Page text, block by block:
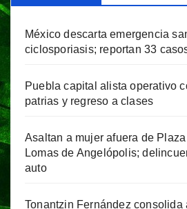
México descarta emergencia
ciclosporiasis; reportan 33
Puebla capital alista operativo
patrias y regreso a clases
Asaltan a mujer afuera de
Lomas de Angelópolis;
auto
Tonantzin Fernández consolida